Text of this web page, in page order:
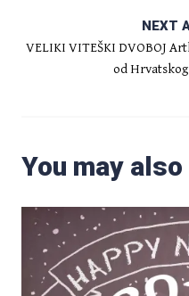
NEXT
VELIKI VITEŠKI DVOBOJ
od
You may